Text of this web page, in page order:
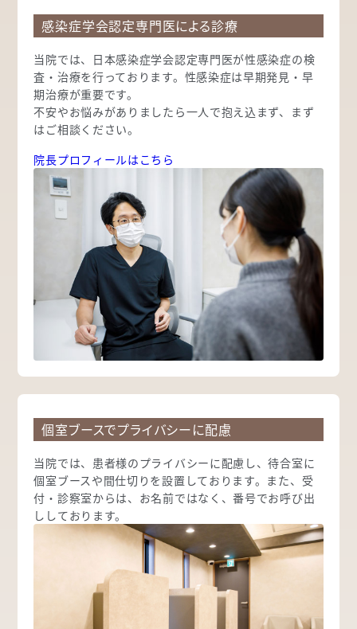
感染症学会認定専門医による診療
当院では、日本感染症学会認定専門医が性感染症の検
査・治療を行っております。性感染症は早期発見・早
期治療が重要です。
不安やお悩みがありましたら一人で抱え込まず、まず
はご相談ください。
院長プロフィールはこちら
個室ブースでプライバシーに配慮
当院では、患者様のプライバシーに配慮し、待合室に
個室ブースや間仕切りを設置しております。また、受
付・診察室からは、お名前ではなく、番号でお呼び出
ししております。